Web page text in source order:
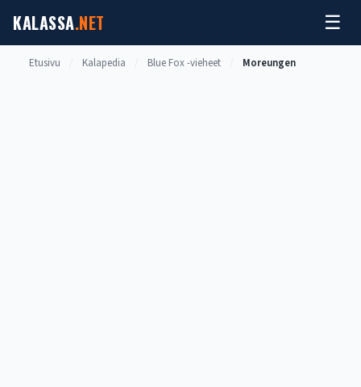
sisältöön
KALASSA.NET ☰
Etusivu Kalapedia Blue Fox -vieheet Moreungen